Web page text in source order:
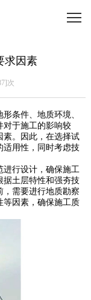
求因素
次
条件、地质环境、
对于施工的影响较
素。因此，在选择试
适用性，同时考虑技
进行设计，确保施工
据土层特性和强夯技
，需要进行地质勘察
等因素，确保施工质